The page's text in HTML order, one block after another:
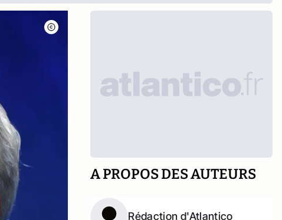
A PROPOS DES AUTEURS
Rédaction d'Atlantico